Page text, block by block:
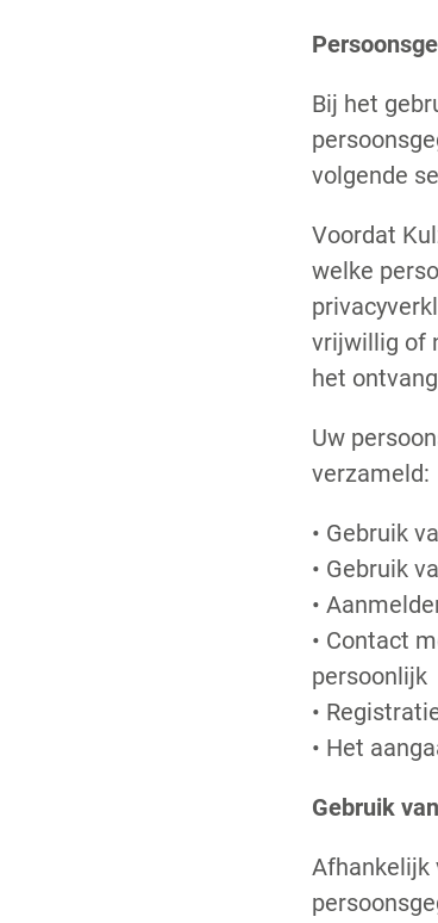
Bij het
volgende
Voordat
welke
vrijwillig of
het
Uw
verzameld:
• Gebruik
• Gebruik
•
• Contact
persoonlijk
•
• Het
Gebruik
Afhankelijk